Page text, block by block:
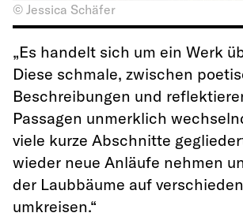
© Jessica Schäfer
„Es handelt sich um ein Werk
Diese schmale, zwischen
Beschreibungen und
Passagen unmerklich
viele kurze Abschnitte
wieder neue Anläufe nehmen
der Laubbäume auf
umkreisen.“